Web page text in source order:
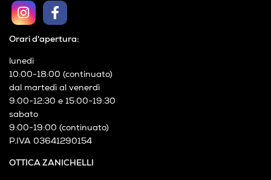
OTTICA ZANICHELLI
Orari d'apertura:
lunedì
10:00-18:00 (continuato)
dal martedì al venerdì
9:00-12:30 e 15:00-19:30
sabato
9:00-19:00 (continuato)
P.IVA 03641290154